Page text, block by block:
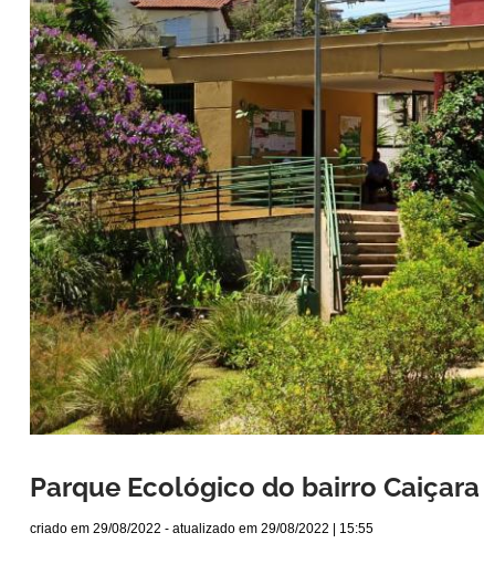
Parque Ecológico do bairro
criado em 29/08/2022 - atualizado em 29/08/2022 | 15:55